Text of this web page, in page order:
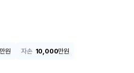
만원 자손 10,000만원